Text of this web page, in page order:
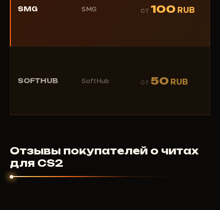
SMG SMG ОТ 100 RUB
SOFTHUB SoftHub ОТ 50 RUB
Отзывы покупателей о читах
для CS2